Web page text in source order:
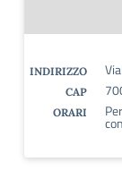
INDIRIZZO
CAP
ORARI